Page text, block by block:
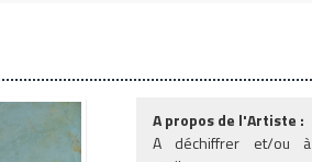
A propos de l'Artiste :
A déchiffrer et/ou à